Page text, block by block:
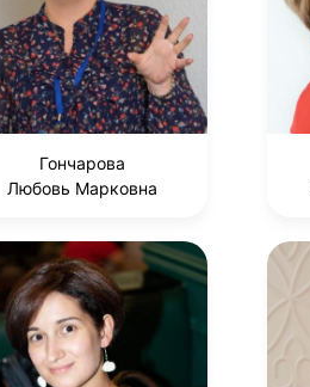
Гончарова
Любовь Марковна